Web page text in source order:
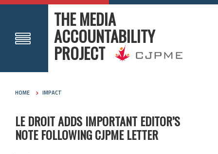
THE MEDIA
ACCOUNTABILITY
PROJECT
HOME IMPACT
LE DROIT ADDS IMPORTANT EDITOR’S
NOTE FOLLOWING CJPME LETTER